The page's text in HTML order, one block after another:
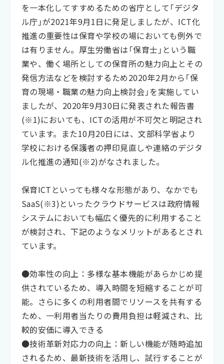
を一本化してすすめるための省庁として「デジタ
ル庁」が2021年9月1日に発足しましたが、ICT化
推進の重要性は保育や学校の場においても例外で
は有りません。厚生労働省は「保育士」という職
業や、働く場所としての保育所の魅力向上とその
発信方法などを検討するため2020年2月から「保
育の現場・職業の魅力向上検討会」を実施してい
ましたが、2020年9月30日に発表された報告書
(※1)においても、ICTの活用が不可欠と明記され
ています。また10月20日には、文部科学省より
学校における保護者の押印見直しや連絡のデジタ
ル化推進の通知(※2)がなされました。
保育ICTといっても様々な形態があり、なかでも
SaaS(※3)といったクラウドサービスは政府情報
システムにおいても幅広く優先的に利用すること
が検討され、下記のようなメリットがあるとされ
ています。
●効率性の向上：多様な基本機能があらかじめ提
供されているため、導入時間を短縮することが可
能。さらに多くの利用者間でリソースを共有する
ため、一利用者当たりの費用負担は軽減され、比
較的安価に導入できる
●技術革新対応力の向上：新しい機能が随時追加
されるため、最新技術を活用し、試行することが